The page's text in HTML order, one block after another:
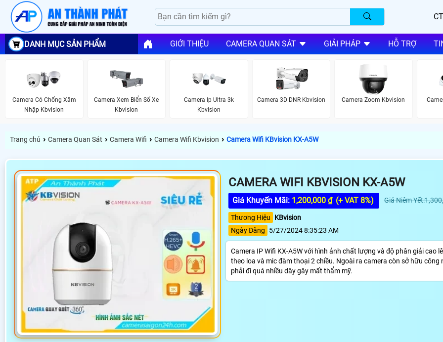
DANH MỤC SẢN PHẨM GIỚI THIỆU CAMERA QUAN SÁT GIẢI PHÁP HỖ TRỢ
Camera Có Chống Xâm
Nhập Kbvision
Camera Xem Biển Số Xe
Kbvision
Camera Ip Ultra 3k
Kbvision
Camera 3D DNR Kbvision Camera Zoom Kbvision
Trang chủ › Camera Quan Sát › Camera Wifi › Camera Wifi Kbvision › Camera Wifi KBvision KX-A5W
CAMERA WIFI KBVISION KX-A5W
Giá Khuyến Mãi: 1,200,000 ₫ (+ VAT 8%) Giá Niêm
Thương Hiệu
KBvision
Ngày Đăng
5/27/2024 8:35:23 AM
Camera IP Wifi KX-A5W với hình ảnh chất lượng và độ phân giải cao
theo loa và mic đàm thoại 2 chiều. Ngoài ra camera còn sở hữu
phải đi quá nhiều dây gây mất thẩm mỹ.